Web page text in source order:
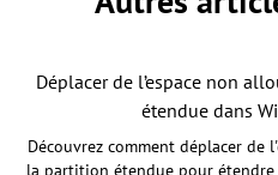
Déplacer de l’espace non
étendue dans
Découvrez comment déplacer de
la partition étendue pour